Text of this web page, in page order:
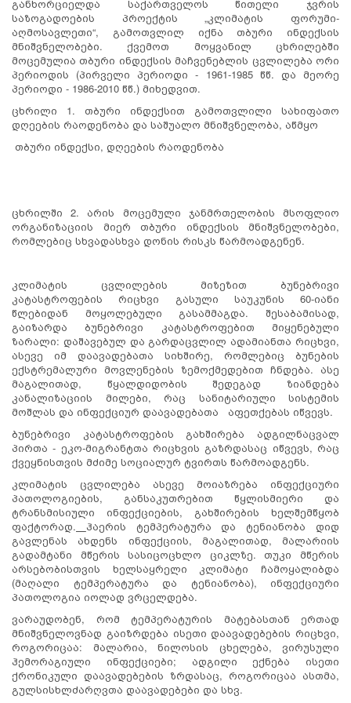
განხორციელდა საქართველოს წითელი ჯვრის
საზოგადოების პროექტის „კლიმატის ფორუმი-
აღმოსავლეთი“, გამოთვლილ იქნა თბური ინდექსის
მნიშვნელობები. ქვემოთ მოყვანილ ცხრილებში
მოცემულია თბური ინდექსის მაჩვენებლის ცვლილება ორი
პერიოდის (პირველი პერიოდი - 1961-1985 წწ. და მეორე
პერიოდი - 1986-2010 წწ.) მიხედვით.
ცხრილი 1. თბური ინდექსით გამოთვლილი სახიფათო
დღეების რაოდენობა და საშუალო მნიშვნელობა, აწმყო
თბური ინდექსი, დღეების რაოდენობა
ცხრილში 2. არის მოცემული ჯანმრთელობის მსოფლიო
ორგანიზაციის მიერ თბური ინდექსის მნიშვნელობები,
რომლებიც სხვადასხვა დონის რისკს წარმოადგენენ.
კლიმატის ცვლილების მიზეზით ბუნებრივი
კატასტროფების რიცხვი გასული საუკუნის 60-იანი
წლებიდან მოყოლებული გასამმაგდა. შესაბამისად,
გაიზარდა ბუნებრივი კატასტროფებით მიყენებული
ზარალი: დაშავებულ და გარდაცვლილ ადამიანთა რიცხვი,
ასევე იმ დაავადებათა სიხშირე, რომლებიც ბუნების
ექსტრემალური მოვლენების ზემოქმედებით ჩნდება. ასე
მაგალითად, წყალდიდობის შედეგად ზიანდება
კანალიზაციის მილები, რაც სანიტარიული სისტემის
მოშლას და ინფექციურ დაავადებათა აფეთქებას იწვევს.
ბუნებრივი კატასტროფების გახშირება ადგილნაცვალ
პირთა - ეკო-მიგრანტთა რიცხვის გაზრდასაც იწვევს, რაც
ქვეყნისთვის მძიმე სოციალურ ტვირთს წარმოადგენს.
კლიმატის ცვლილება ასევე მოიაზრება ინფექციური
პათოლოგიების, განსაკუთრებით წყლისმიერი და
ტრანსმისიული ინფექციების, გახშირების ხელშემწყობ
ფაქტორად.
ჰაერის ტემპერატურა და ტენიანობა დიდ
გავლენას ახდენს ინფექციის, მაგალითად, მალარიის
გადამტანი მწერის სასიცოცხლო ციკლზე. თუკი მწერის
არსებობისთვის ხელსაყრელი კლიმატი ჩამოყალიბდა
(მაღალი ტემპერატურა და ტენიანობა), ინფექციური
პათოლოგია იოლად ვრცელდება.
ვარაუდობენ, რომ ტემპერატურის მატებასთან ერთად
მნიშვნელოვნად გაიზრდება ისეთი დაავადებების რიცხვი,
როგორიცაა: მალარია, ნილოსის ცხელება, ვირუსული
ჰემორაგიული ინფექციები; ადგილი ექნება ისეთი
ქრონიკული დაავადებების ზრდასაც, როგორიცაა ასთმა,
გულსისხლძარღვთა დაავადებები და სხვ.